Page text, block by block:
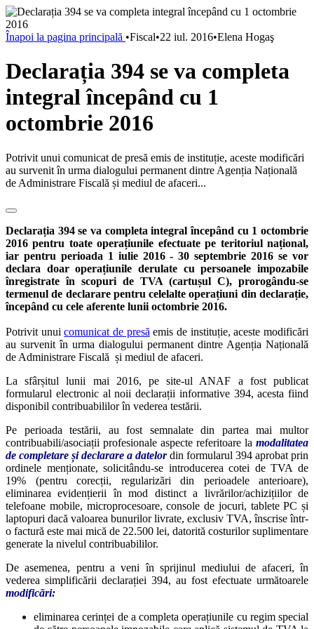
Înapoi la pagina principală •Fiscal•22 iul. 2016•Elena Hogaş
Declarația 394 se va completa
integral începând cu 1
octombrie 2016
Potrivit unui comunicat de presă emis de instituție, aceste modificări
au survenit în urma dialogului permanent dintre Agenția Națională
de Administrare Fiscală și mediul de afaceri...
Declarația 394 se va completa integralîncepând cu 1 octombrie
2016 pentru toate operațiunile efectuate pe teritoriul național,
iar pentru perioada 1 iulie 2016 - 30 septembrie 2016 se vor
declara doar operațiunile derulate cu persoanele impozabile
înregistrate în scopuri de TVA (cartușul C), prorogându-se
termenul de declarare pentru celelalte operațiuni din declarație,
începând cu cele aferente lunii octombrie 2016.
Potrivit unuicomunicat de presă emis de instituție, aceste modificări
au survenit în urma dialogului permanent dintre Agenția Națională
de Administrare Fiscală și mediul de afaceri.
La sfârșitul lunii mai 2016, pe site-ul ANAF a fost publicat
formularul electronic al noii declarații informative 394, acesta fiind
disponibil contribuabililor în vederea testării.
Pe perioada testării, au fost semnalate din partea mai multor
contribuabili/asociații profesionale aspecte referitoare la modalitatea
de completare și declarare a datelordin formularul 394 aprobat prin
ordinele menționate, solicitându-se introducerea cotei de TVA de
19% (pentru corecții, regularizãri din perioadele anterioare),
eliminarea evidențierii în mod distinct a livrărilor/achizițiilor de
telefoane mobile, microprocesoare, console de jocuri, tablete PC și
laptopuri dacă valoarea bunurilor livrate, exclusiv TVA, înscrise într-
o factură este mai mică de 22.500 lei, datorită costurilor suplimentare
generate la nivelul contribuabililor.
De asemenea, pentru a veni în sprijinul mediului de afaceri, în
vederea simplificării declarației 394, au fost efectuate următoarele
modificãri:
eliminarea cerinței de a completa operațiunile cu regim special